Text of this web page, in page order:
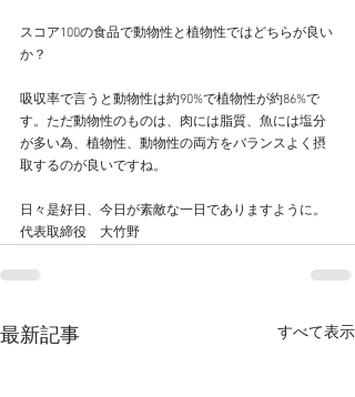
スコア100の食品で動物性と植物性ではどちらが良い
か？
吸収率で言うと動物性は約90%で植物性が約86%で
す。ただ動物性のものは、肉には脂質、魚には塩分
が多い為、植物性、動物性の両方をバランスよく摂
取するのが良いですね。
日々是好日、今日が素敵な一日でありますように。
代表取締役　大竹野
最新記事 すべて表示